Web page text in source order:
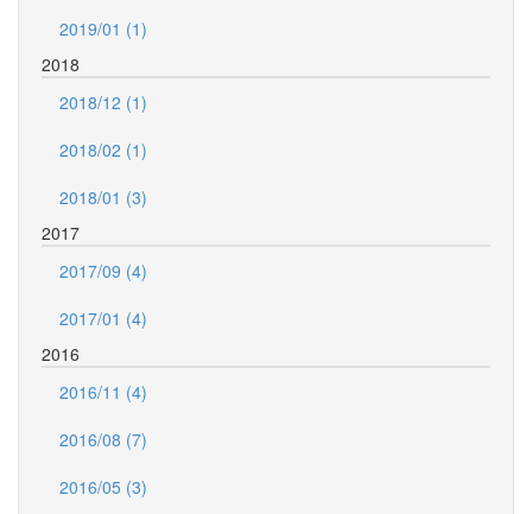
2019/01 (1)
2018
2018/12 (1)
2018/02 (1)
2018/01 (3)
2017
2017/09 (4)
2017/01 (4)
2016
2016/11 (4)
2016/08 (7)
2016/05 (3)